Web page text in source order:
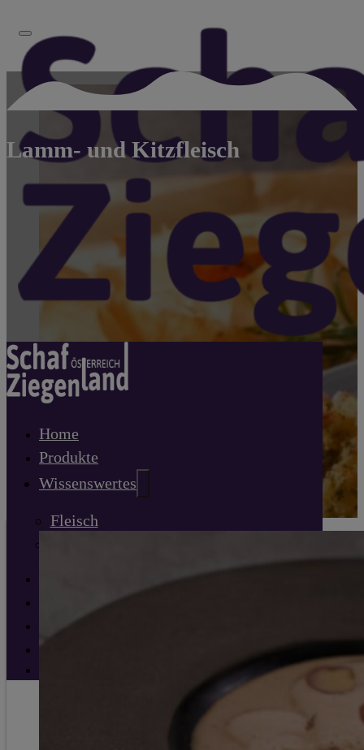
Home
Produkte
Wissenswertes
Fleisch
Direktvermarkter
Haltung
Info
Lamm- und Kitzfleisch